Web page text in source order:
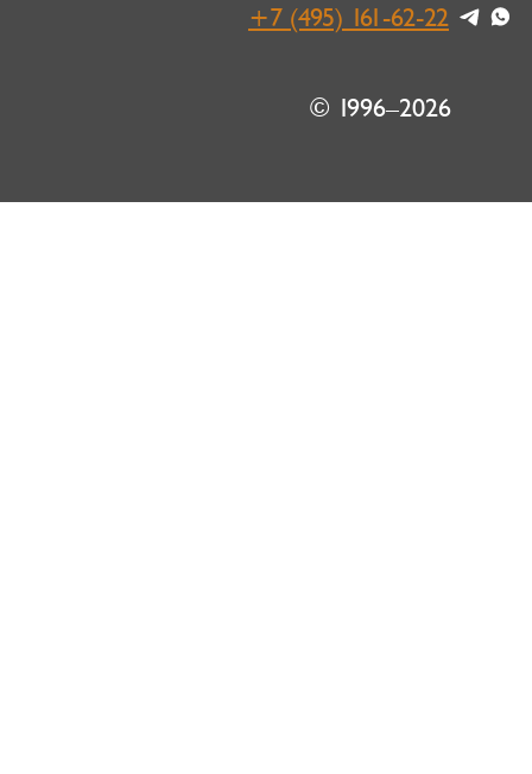
+7 (495) 161-62-22
© 1996–2026